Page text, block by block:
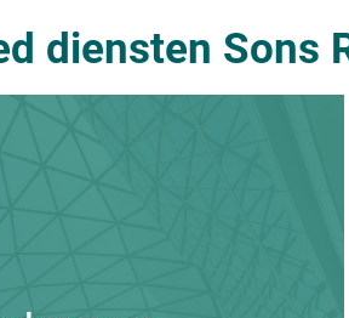
diensten Sons